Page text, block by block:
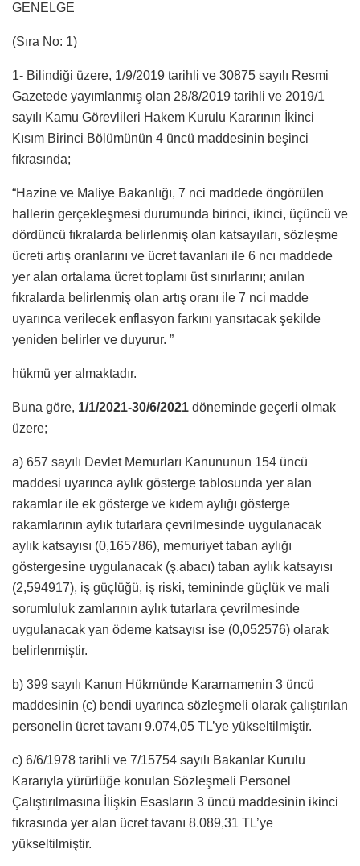
GENELGE
(Sıra No: 1)
1- Bilindiği üzere, 1/9/2019 tarihli ve 30875 sayılı Resmi
Gazetede yayımlanmış olan 28/8/2019 tarihli ve 2019/1
sayılı Kamu Görevlileri Hakem Kurulu Kararının İkinci
Kısım Birinci Bölümünün 4 üncü maddesinin beşinci
fıkrasında;
“Hazine ve Maliye Bakanlığı, 7 nci maddede öngörülen
hallerin gerçekleşmesi durumunda birinci, ikinci, üçüncü ve
dördüncü fıkralarda belirlenmiş olan katsayıları, sözleşme
ücreti artış oranlarını ve ücret tavanları ile 6 ncı maddede
yer alan ortalama ücret toplamı üst sınırlarını; anılan
fıkralarda belirlenmiş olan artış oranı ile 7 nci madde
uyarınca verilecek enflasyon farkını yansıtacak şekilde
yeniden belirler ve duyurur. ”
hükmü yer almaktadır.
Buna göre, 1/1/2021-30/6/2021 döneminde geçerli olmak
üzere;
a) 657 sayılı Devlet Memurları Kanununun 154 üncü
maddesi uyarınca aylık gösterge tablosunda yer alan
rakamlar ile ek gösterge ve kıdem aylığı gösterge
rakamlarının aylık tutarlara çevrilmesinde uygulanacak
aylık katsayısı (0,165786), memuriyet taban aylığı
göstergesine uygulanacak (ş.abacı) taban aylık katsayısı
(2,594917), iş güçlüğü, iş riski, temininde güçlük ve mali
sorumluluk zamlarının aylık tutarlara çevrilmesinde
uygulanacak yan ödeme katsayısı ise (0,052576) olarak
belirlenmiştir.
b) 399 sayılı Kanun Hükmünde Kararnamenin 3 üncü
maddesinin (c) bendi uyarınca sözleşmeli olarak çalıştırılan
personelin ücret tavanı 9.074,05 TL’ye yükseltilmiştir.
c) 6/6/1978 tarihli ve 7/15754 sayılı Bakanlar Kurulu
Kararıyla yürürlüğe konulan Sözleşmeli Personel
Çalıştırılmasına İlişkin Esasların 3 üncü maddesinin ikinci
fıkrasında yer alan ücret tavanı 8.089,31 TL’ye
yükseltilmiştir.